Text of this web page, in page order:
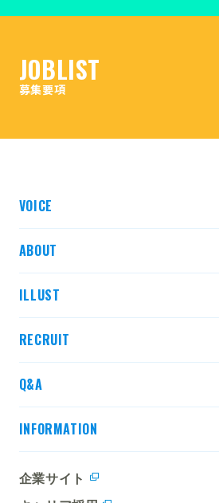
JOBLIST
募集要項
VOICE
クロストーク3選
ABOUT
比べてみよう！ 建築 3年目と7年目
ILLUST
建設業界の職種とは？
RECRUIT
インターンシップ
Q&A
INFORMATION
就活応援キャラクター紹介
企業サイト